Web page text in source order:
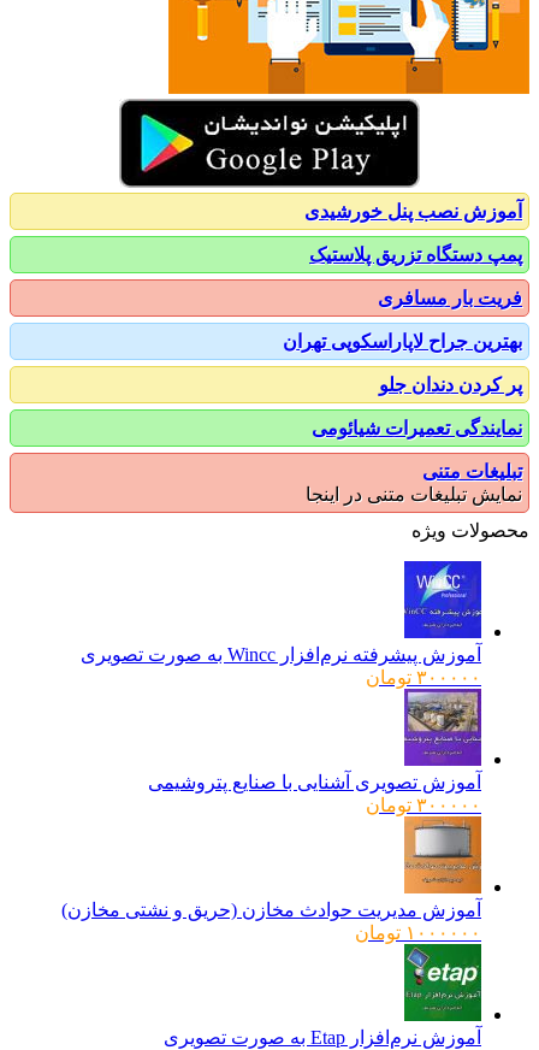
نصب پنل خورشیدی
دستگاه تزریق پلاستیک
بار مسافری
جراح لاپاراسکوپی تهران
دندان جلو
تعمیرات شیائومی
متنی
تبلیغات متنی در اینجا
ویژه
آموزش پیشرفته نرم‌افزار Wincc به صورت تصویری
۳۰۰۰۰۰ تومان
آموزش تصویری آشنایی با صنایع پتروشیمی
۳۰۰۰۰۰ تومان
آموزش مدیریت حوادث مخازن (حریق و نشتی مخازن)
۱۰۰۰۰۰۰ تومان
آموزش نرم‌افزار Etap به صورت تصویری